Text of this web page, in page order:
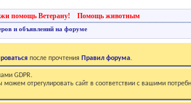
помощь Ветерану! Помощь животным
и объявлений на форуме
после прочтения Правил форума.
GDPR.
отрегулировать сайт в соответствии с вашими